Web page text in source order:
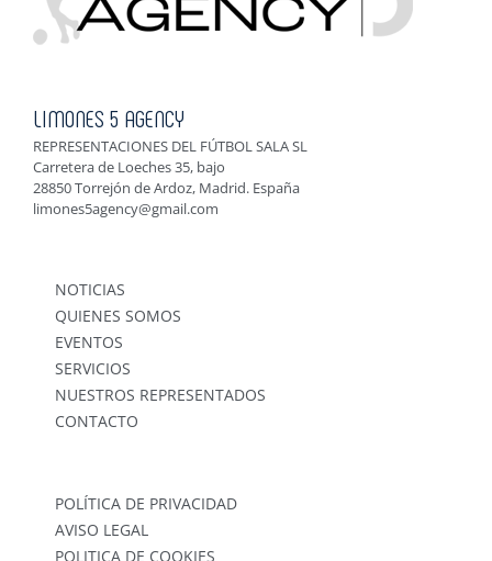
LIMONES 5 AGENCY
REPRESENTACIONES DEL FÚTBOL SALA SL
Carretera de Loeches 35, bajo
28850 Torrejón de Ardoz, Madrid. España
limones5agency@gmail.com
NOTICIAS
QUIENES SOMOS
EVENTOS
SERVICIOS
NUESTROS REPRESENTADOS
CONTACTO
POLÍTICA DE PRIVACIDAD
AVISO LEGAL
POLITICA DE COOKIES